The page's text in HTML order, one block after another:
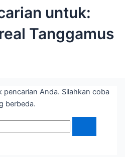
untuk:
Tanggamus
Anda. Silahkan coba
berbeda.